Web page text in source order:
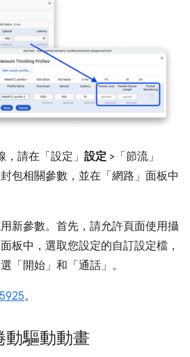
請在「設定」 設定 >「節流」
包相關參數，並在「網路」 面板中
新參數。首先，請允許頁面使用攝
面板中，選取您設定的自訂設定檔，
「開始」 和「通話」 。
。
動驅動動畫